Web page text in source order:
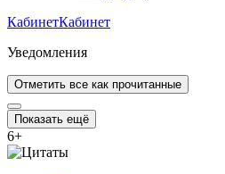
КабинетКабинет
Уведомления
Отметить все как прочитанные
Показать ещё
6+